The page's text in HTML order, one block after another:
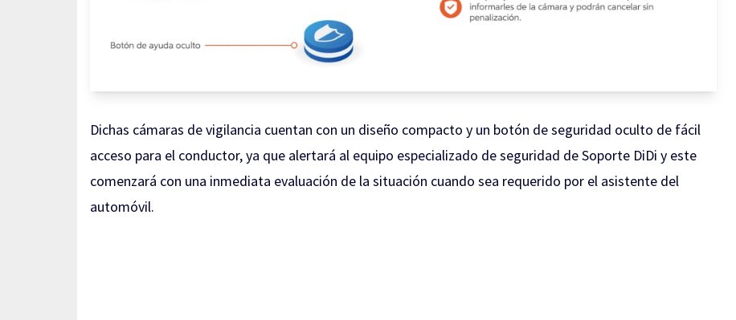
Dichas cámaras de vigilancia cuentan con un diseño compacto y un botón de seguridad oculto de fácil
acceso para el conductor, ya que alertará al equipo especializado de seguridad de Soporte DiDi y este
comenzará con una inmediata evaluación de la situación cuando sea requerido por el asistente del
automóvil.